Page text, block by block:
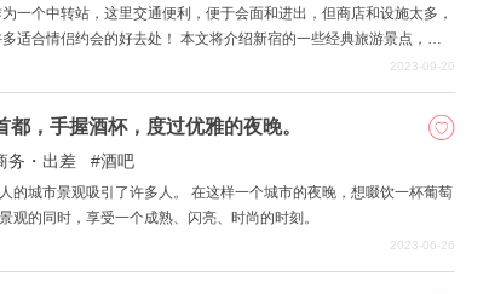
一个中转站，这里交通便利，便于会面和进出，但商店和设施太多，
适合情侣约会的好去处！ 本文将介绍新宿的一些经典旅游景点，让
2023-09-20
都，手握酒杯，度过优雅的夜晚。
务・出差 酒吧
的城市景观吸引了许多人。 在这样一个城市的夜晚，想啜饮一杯葡萄
的同时，享受一个成熟、闪亮、时尚的时刻。
2023-06-26